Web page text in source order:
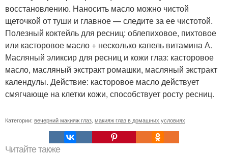
восстановлению. Наносить масло можно чистой
щеточкой от туши и главное — следите за ее чистотой.
Полезный коктейль для ресниц: облепиховое, пихтовое
или касторовое масло + несколько капель витамина А.
Масляный эликсир для ресниц и кожи глаз: касторовое
масло, масляный экстракт ромашки, масляный экстракт
календулы. Действие: касторовое масло действует
смягчающе на клетки кожи, способствует росту ресниц.
Категории: вечерний макияж глаз макияж глаз в домашних условиях
Читайте также